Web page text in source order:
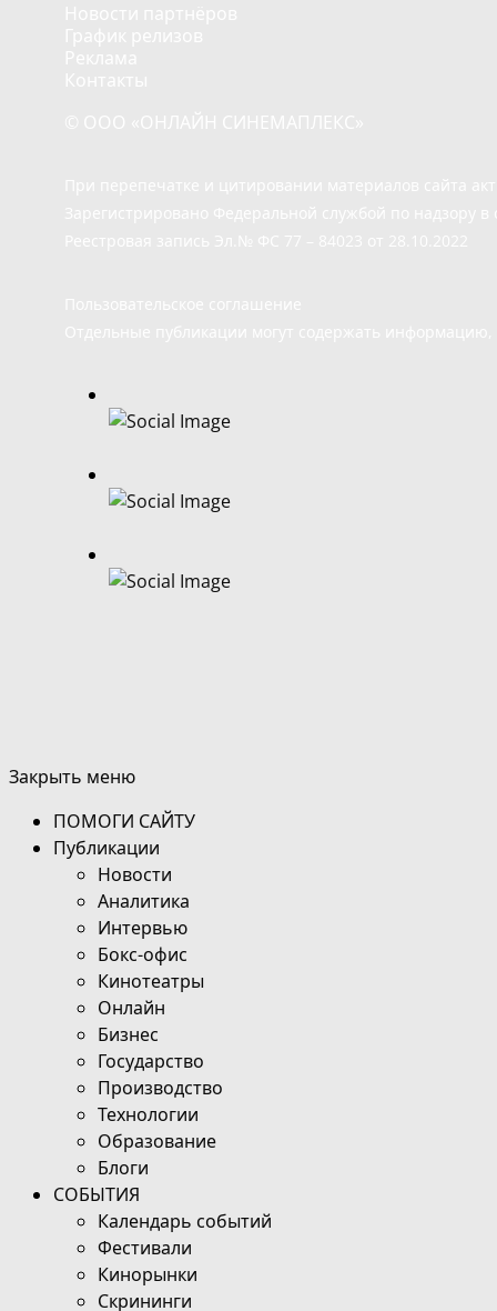
Закрыть меню
ПОМОГИ САЙТУ
Публикации
Новости
Аналитика
Интервью
Бокс-офис
Кинотеатры
Онлайн
Бизнес
Государство
Производство
Технологии
Образование
Блоги
СОБЫТИЯ
Календарь событий
Фестивали
Кинорынки
Скрининги